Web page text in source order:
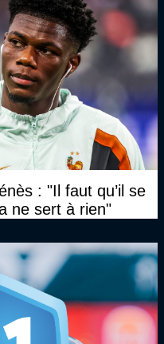
: "Il faut qu’il se
ne sert à rien"